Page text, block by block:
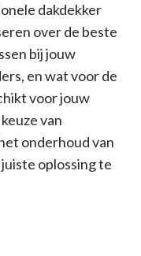
dakdekker
over de beste
bij jouw
en wat voor de
voor jouw
van
onderhoud van
oplossing te